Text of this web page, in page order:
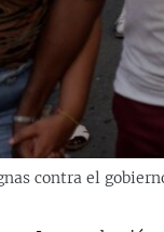
contra el